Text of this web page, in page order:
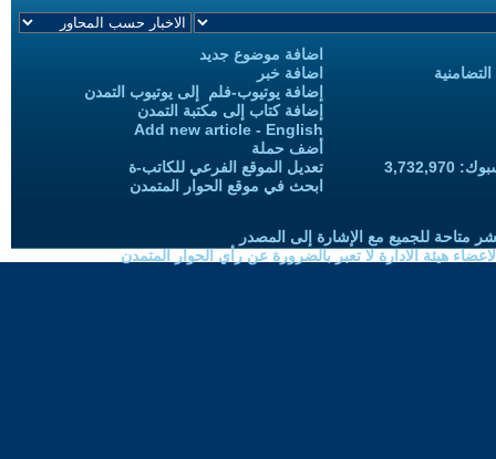
اضافة موضوع جديد
اضافة خبر
إضافة يوتيوب-فلم إلى يوتيوب التمدن
إضافة كتاب إلى مكتبة التمدن
Add new article - English
أضف حملة
تعديل الموقع الفرعي للكاتب-ة
ابحث في موقع الحوار المتمدن
متاحة للجميع مع الإشارة إلى المصدر
هيئة الادارة لا تعبر بالضرورة عن رأي الحوار المتمدن